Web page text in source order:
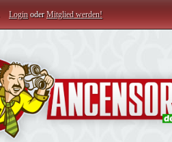
Login oderMitglied werden!